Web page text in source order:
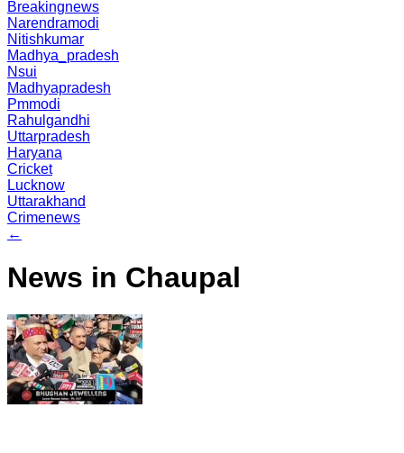
Breakingnews
Narendramodi
Nitishkumar
Madhya_pradesh
Nsui
Madhyapradesh
Pmmodi
Rahulgandhi
Uttarpradesh
Haryana
Cricket
Lucknow
Uttarakhand
Crimenews
←
News in Chaupal